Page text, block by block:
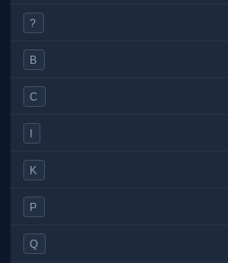
?
B
C
I
K
P
Q